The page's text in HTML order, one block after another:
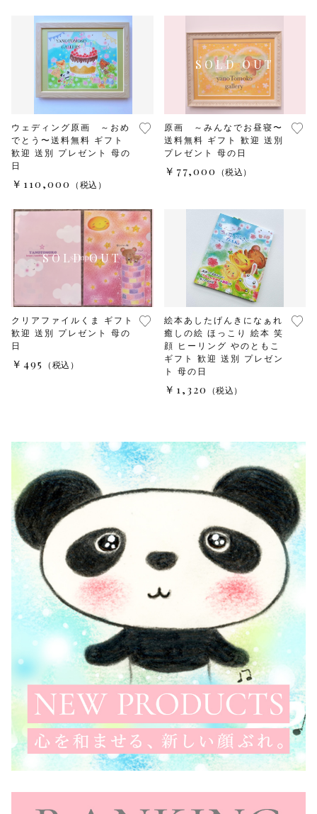
ウェディング原画 ～おめ
でとう〜送料無料 ギフト
歓迎 送別 プレゼント 母の
日
￥110,000 （税込）
原画 ～みんなでお昼寝〜
送料無料 ギフト 歓迎 送別
プレゼント 母の日
￥77,000 （税込）
クリアファイルくま ギフト
歓迎 送別 プレゼント 母の
日
￥495 （税込）
絵本あしたげんきになぁれ
癒しの絵 ほっこり 絵本 笑
顔 ヒーリング やのともこ
ギフト 歓迎 送別 プレゼン
ト 母の日
￥1,320 （税込）